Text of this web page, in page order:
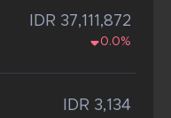
IDR 37,111,872
0.0%
IDR 3,134